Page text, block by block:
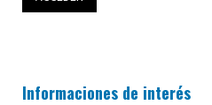
Informaciones de interés